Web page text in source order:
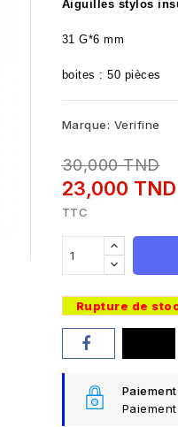
Aiguilles stylos
31 G*6 mm
boites : 50 pièces
Marque: Verifine
30,000 TND
23,000 TND
TTC
Rupture de